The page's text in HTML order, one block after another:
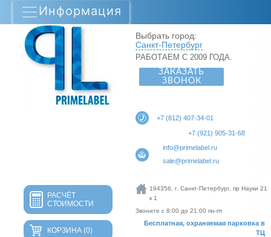
Информация
Выбрать город:
Санкт-Петербург
РАБОТАЕМ С 2009 ГОДА.
ЗАКАЗАТЬ
ЗВОНОК
+7 (812) 407-34-01
+7 (921) 905-31-68
info@primelabel.ru
sale@primelabel.ru
РАСЧЁТ
СТОИМОСТИ
КОРЗИНА (0)
194356, г. Санкт-Петербург, пр Науки 21
к 1
Звоните с 8:00 до 21:00 пн-пт
Бесплатная, охраняемая парковка в
ТЦ